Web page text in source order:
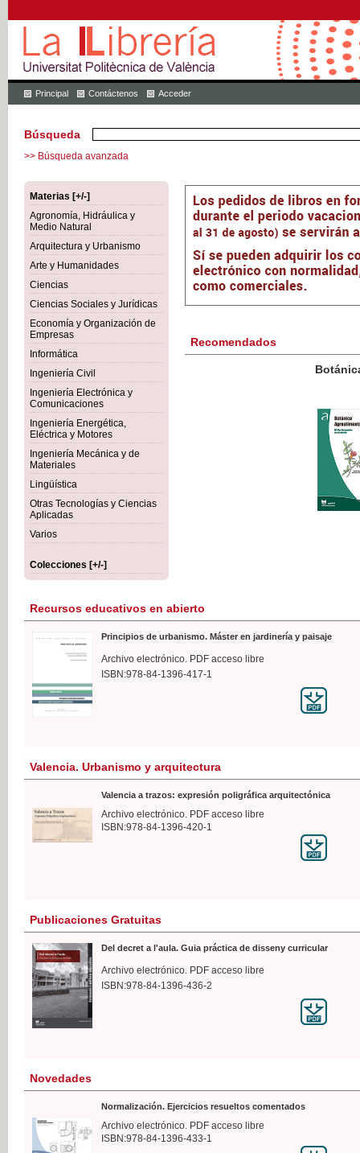
Principal Contáctenos Acceder
Búsqueda
>> Búsqueda avanzada
Materias [+/-]
Agronomía, Hidráulica y
Medio Natural
Arquitectura y Urbanismo
Arte y Humanidades
Ciencias
Ciencias Sociales y Jurídicas
Economía y Organización de
Empresas
Informática
Ingeniería Civil
Ingeniería Electrónica y
Comunicaciones
Ingeniería Energética,
Eléctrica y Motores
Ingeniería Mecánica y de
Materiales
Lingüística
Otras Tecnologías y Ciencias
Aplicadas
Varios
Colecciones [+/-]
Recomendados
Botánica Agroalimentaria
IVA
Recursos educativos en abierto
Principios de urbanismo. Máster en jardinería y paisaje
Archivo electrónico. PDF acceso libre
ISBN:978-84-1396-417-1
Valencia. Urbanismo y arquitectura
Valencia a trazos: expresión poligráfica arquitectónica
Archivo electrónico. PDF acceso libre
ISBN:978-84-1396-420-1
Publicaciones Gratuitas
Del decret a l'aula. Guia práctica de disseny curricular
Archivo electrónico. PDF acceso libre
ISBN:978-84-1396-436-2
Novedades
Normalización. Ejercicios resueltos comentados
Archivo electrónico. PDF acceso libre
ISBN:978-84-1396-433-1